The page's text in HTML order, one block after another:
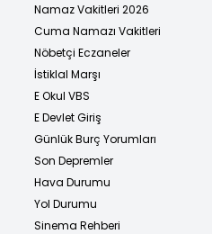
Namaz Vakitleri 2026
Cuma Namazı Vakitleri
Nöbetçi Eczaneler
İstiklal Marşı
E Okul VBS
E Devlet Giriş
Günlük Burç Yorumları
Son Depremler
Hava Durumu
Yol Durumu
Sinema Rehberi